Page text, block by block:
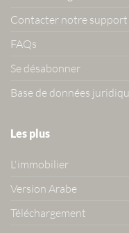
Contacter notre support
FAQs
Se désabonner
Base de données
Les plus
L'immobilier
Version Arabe
Téléchargement